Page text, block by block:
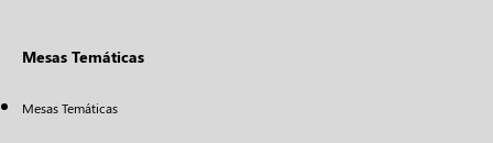
Mesas Temáticas
Mesas Temáticas